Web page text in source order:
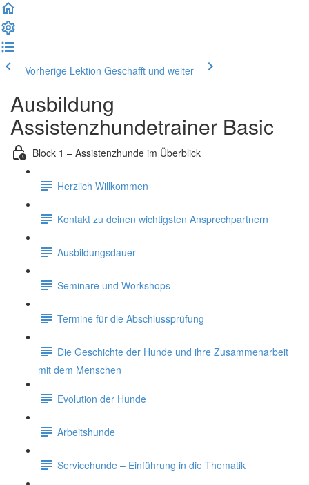
Vorherige Lektion Geschafft und weiter
Ausbildung
Assistenzhundetrainer Basic
Block 1 – Assistenzhunde im Überblick
Herzlich Willkommen
Kontakt zu deinen wichtigsten Ansprechpartnern
Ausbildungsdauer
Seminare und Workshops
Termine für die Abschlussprüfung
Die Geschichte der Hunde und ihre Zusammenarbeit
mit dem Menschen
Evolution der Hunde
Arbeitshunde
Servicehunde – Einführung in die Thematik